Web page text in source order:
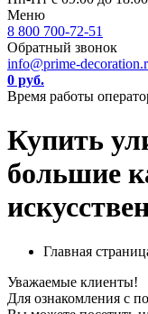
Меню
8 800 700-72-51
Обратный звонок
info@prime-
0 руб.
Время работы
Купить
большие
Главная
Уважаемые клиенты!
Для ознакомления с